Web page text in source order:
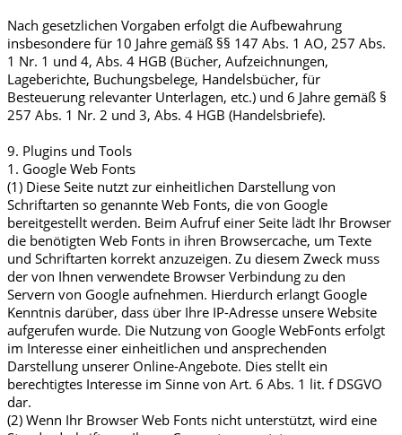
Nach gesetzlichen Vorgaben erfolgt die Aufbewahrung
insbesondere für 10 Jahre gemäß §§ 147 Abs. 1 AO, 257 Abs.
1 Nr. 1 und 4, Abs. 4 HGB (Bücher, Aufzeichnungen,
Lageberichte, Buchungsbelege, Handelsbücher, für
Besteuerung relevanter Unterlagen, etc.) und 6 Jahre gemäß §
257 Abs. 1 Nr. 2 und 3, Abs. 4 HGB (Handelsbriefe).
9. Plugins und Tools
1. Google Web Fonts
(1) Diese Seite nutzt zur einheitlichen Darstellung von
Schriftarten so genannte Web Fonts, die von Google
bereitgestellt werden. Beim Aufruf einer Seite lädt Ihr Browser
die benötigten Web Fonts in ihren Browsercache, um Texte
und Schriftarten korrekt anzuzeigen. Zu diesem Zweck muss
der von Ihnen verwendete Browser Verbindung zu den
Servern von Google aufnehmen. Hierdurch erlangt Google
Kenntnis darüber, dass über Ihre IP-Adresse unsere Website
aufgerufen wurde. Die Nutzung von Google WebFonts erfolgt
im Interesse einer einheitlichen und ansprechenden
Darstellung unserer Online-Angebote. Dies stellt ein
berechtigtes Interesse im Sinne von Art. 6 Abs. 1 lit. f DSGVO
dar.
(2) Wenn Ihr Browser Web Fonts nicht unterstützt, wird eine